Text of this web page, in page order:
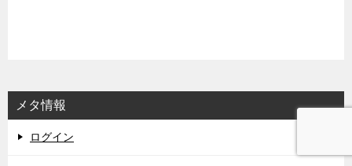
メタ情報
ログイン